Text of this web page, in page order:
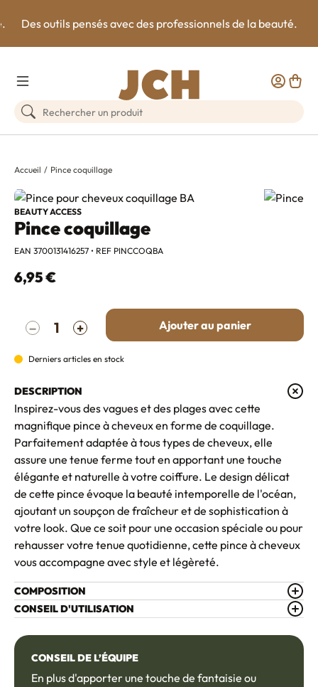
Des outils pensés avec des professionnels de la beauté.
Toggle Menu
Rechercher un produit
Accueil Pince coquillage
BEAUTY ACCESS
Pince coquillage
EAN 3700131416257 • REF PINCCOQBA
6,95 €
− + Ajouter au panier
Derniers articles en stock
DESCRIPTION
Inspirez-vous des vagues et des plages avec cette
magnifique pince à cheveux en forme de coquillage.
Parfaitement adaptée à tous types de cheveux, elle
assure une tenue ferme tout en apportant une touche
élégante et naturelle à votre coiffure. Le design délicat
de cette pince évoque la beauté intemporelle de l'océan,
ajoutant un soupçon de fraîcheur et de sophistication à
votre look. Que ce soit pour une occasion spéciale ou pour
rehausser votre tenue quotidienne, cette pince à cheveux
vous accompagne avec style et légèreté.
COMPOSITION
CONSEIL D'UTILISATION
CONSEIL DE L’ÉQUIPE
En plus d'apporter une touche de fantaisie ou